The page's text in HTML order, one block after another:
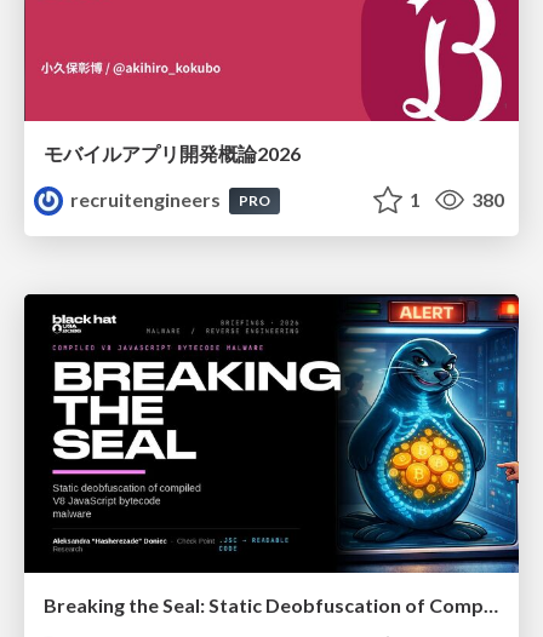
モバイルアプリ開発概論2026
recruitengineers
PRO 1 380